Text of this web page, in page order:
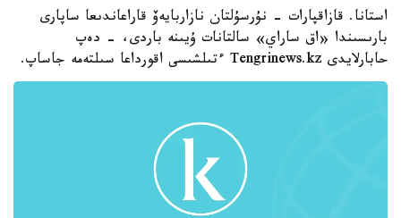
استانا. قازاقپارات - نۇرسۇلتان نازاربايەۆ قاراعاندىعا ساپارى
بارىسىندا «اق ساراي» سالتانات ۇيىنە باردى، - دەپ
حابارلايدى Tengrinews.kz ءتىلشىسى اقورداعا سىلتەمە جاساپ.